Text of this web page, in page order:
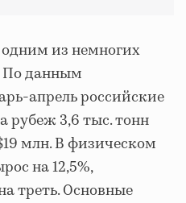
одним из немногих
По данным
апрель российские
рубеж 3,6 тыс. тонн
млн. В физическом
на 12,5%,
треть. Основные